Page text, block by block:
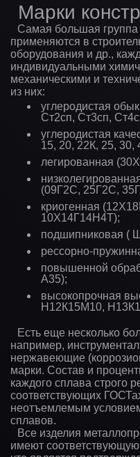
Марки
Самая большая группа
применяются в
оборудования и др.,
индивидуальными
механическими и
из них:
углеродистая
Ст2сп, Ст3сп,
углеродистая
15, 20, 22К, 25, 30,
легированная
(09Г2С, 25Г2С,
криогенная
10Х14Г14Н4Т);
подшипниковая (
рессорно-
повышенной
А35);
высокопрочная
Н12К15М10,
Есть еще несколько
например,
нержавеющие
марки. Состав и
каждого сплава строго
соответствующих
неотъемлемым
сплавов.
Все изделия
имеют соответствующую